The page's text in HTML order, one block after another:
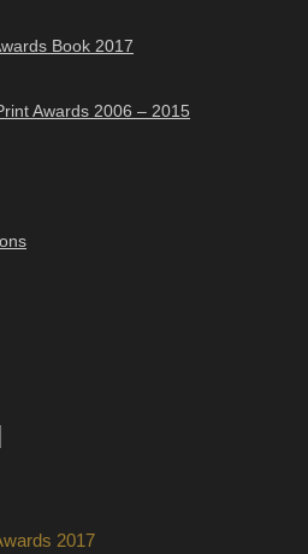
Book 2017
Awards 2006 – 2015
2017